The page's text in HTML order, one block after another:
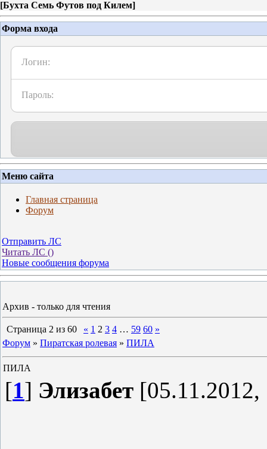
[Бухта Семь Футов под Килем]
Форма входа
Логин:
Пароль:
Меню сайта
Главная страница
Форум
Отправить ЛС
Читать ЛС ()
Новые сообщения форума
Архив - только для чтения
Страница 2 из 60 « 1 2 3 4 … 59 60 »
Форум » Пиратская ролевая » ПИЛА
ПИЛА
[1] Элизабет